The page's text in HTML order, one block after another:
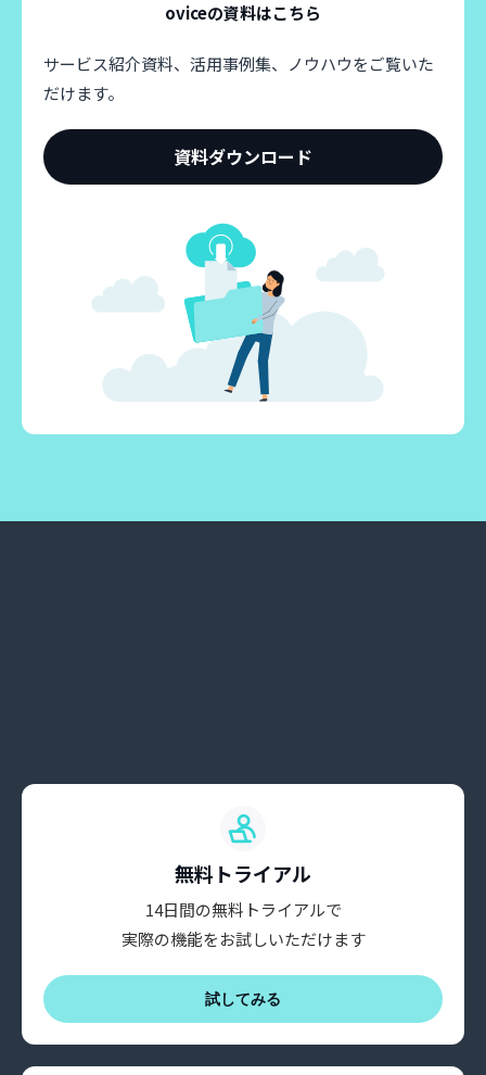
oviceの資料はこちら
サービス紹介資料、活用事例集、ノウハウをご覧いた
だけます。
資料ダウンロード
無料トライアル
14日間の無料トライアルで
実際の機能をお試しいただけます
試してみる